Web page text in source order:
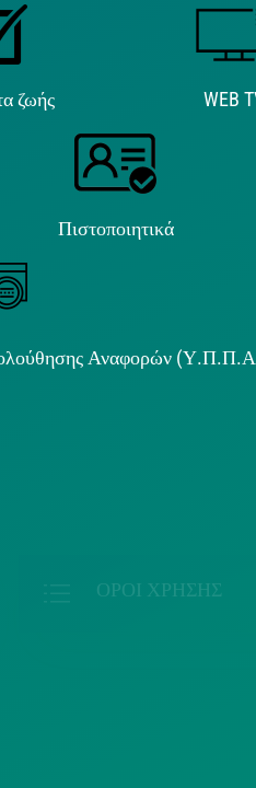
ζωής WEB
Πιστοποιητικά
Αναφορών
ΟΡΟΙ ΧΡΗΣΗΣ